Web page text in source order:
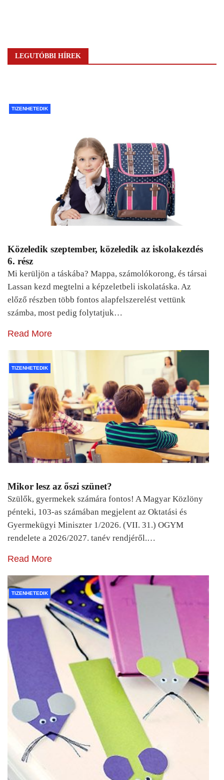
LEGUTÓBBI HÍREK
TIZENHETEDIK
Közeledik szeptember, közeledik az iskolakezdés
6. rész
Mi kerüljön a táskába? Mappa, számolókorong, és társai
Lassan kezd megtelni a képzeletbeli iskolatáska. Az
előző részben több fontos alapfelszerelést vettünk
számba, most pedig folytatjuk…
Read More
TIZENHETEDIK
Mikor lesz az őszi szünet?
Szülők, gyermekek számára fontos! A Magyar Közlöny
pénteki, 103-as számában megjelent az Oktatási és
Gyermekügyi Miniszter 1/2026. (VII. 31.) OGYM
rendelete a 2026/2027. tanév rendjéről.…
Read More
TIZENHETEDIK